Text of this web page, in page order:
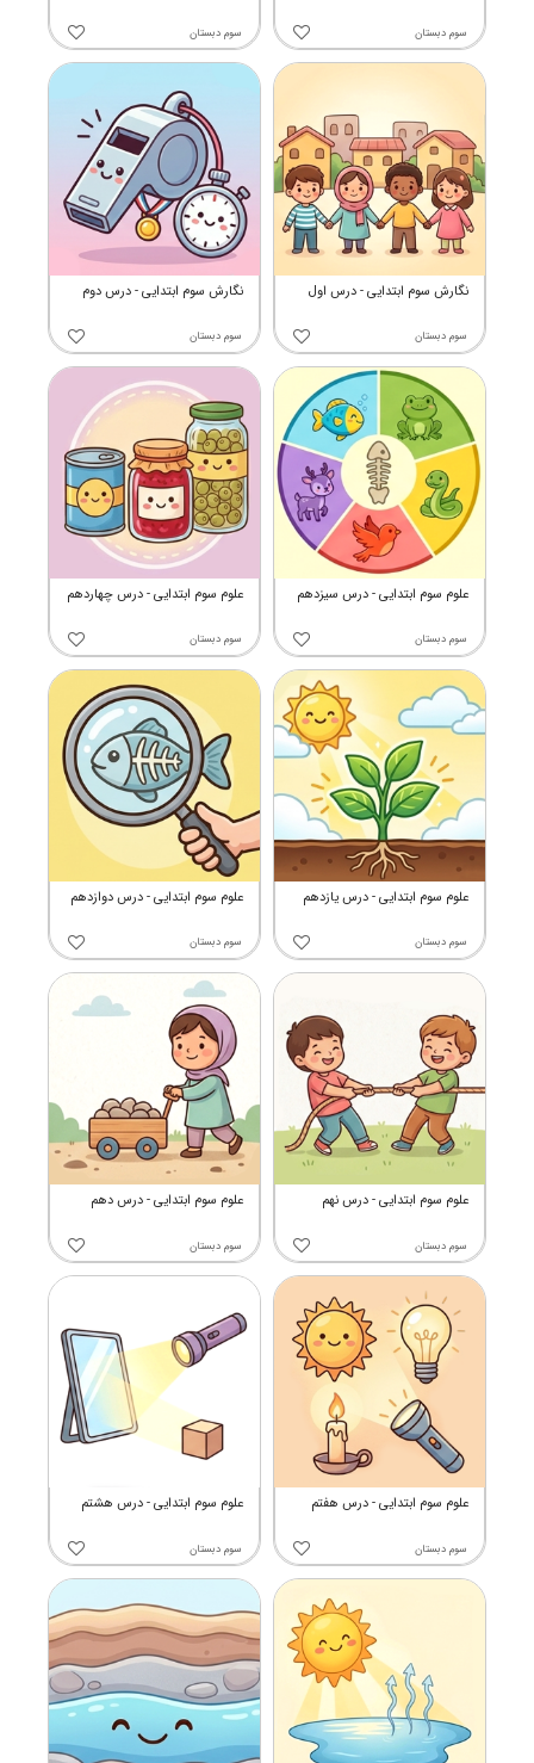
سوم دبستان سوم دبستان
نگارش سوم ابتدایی - درس دوم
سوم دبستان
نگارش سوم ابتدایی - درس اول
سوم دبستان
علوم سوم ابتدایی - درس چهاردهم
سوم دبستان
علوم سوم ابتدایی - درس سیزدهم
سوم دبستان
علوم سوم ابتدایی - درس دوازدهم
سوم دبستان
علوم سوم ابتدایی - درس یازدهم
سوم دبستان
علوم سوم ابتدایی - درس دهم
سوم دبستان
علوم سوم ابتدایی - درس نهم
سوم دبستان
علوم سوم ابتدایی - درس هشتم
سوم دبستان
علوم سوم ابتدایی - درس هفتم
سوم دبستان